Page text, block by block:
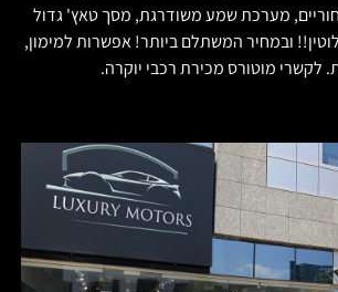
מערכת שמע משודרגת, מסך טאץ' גדול
ובמחיר המשתלם ביותר! אפשרות למימון,
לקשרי מוטורס מכירת רכבי יוקרה.